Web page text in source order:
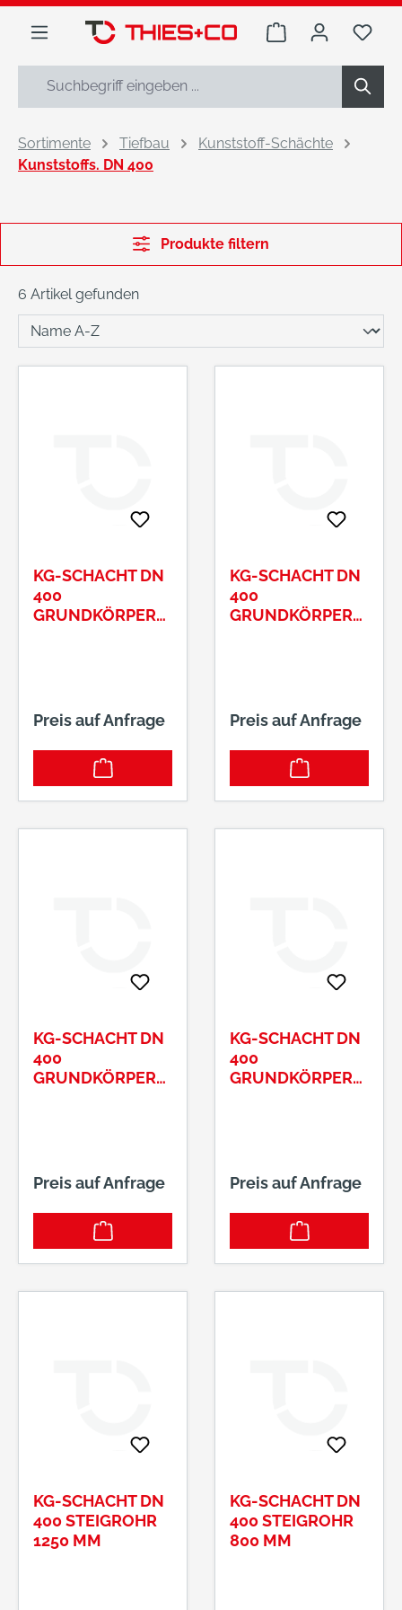
springen
Warenkorb Du
Sortimente Tiefbau
Kunststoff-Schächte
Kunststoffs. DN 400
Produkte filtern
6 Artikel gefunden
KG-SCHACHT DN
400
GRUNDKÖRPER
Preis auf Anfrage
KG-SCHACHT DN
400
GRUNDKÖRPER
Preis auf Anfrage
KG-SCHACHT DN
400
GRUNDKÖRPER
Preis auf Anfrage
KG-SCHACHT DN
400
GRUNDKÖRPER
Preis auf Anfrage
KG-SCHACHT DN
400 STEIGROHR
1250 MM
KG-SCHACHT DN
400 STEIGROHR
800 MM